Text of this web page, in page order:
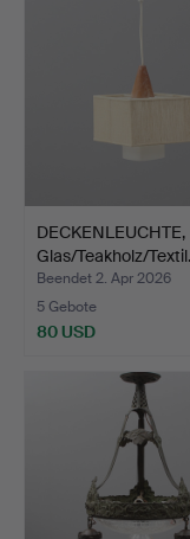
DECKENLEUCHTE,
Glas/Teakholz/Textil.
Beendet 2. Apr 2026
5 Gebote
80 USD